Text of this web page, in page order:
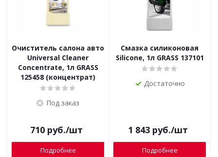
Очиститель салона авто
Universal Cleaner
Concentrate, 1л GRASS
125458 (концентрат)
Под заказ
710руб./шт
Подробнее
Смазка силиконовая
Silicone, 1л GRASS 137101
Достаточно
1 843 руб./шт
Подробнее